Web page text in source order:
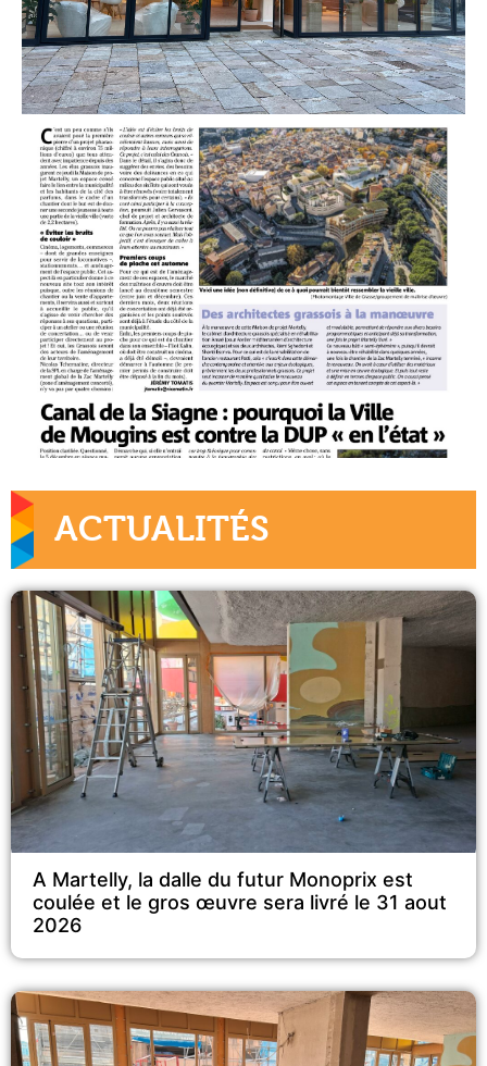
ACTUALITÉS
A Martelly, la dalle du futur Monoprix est
coulée et le gros œuvre sera livré le 31 aout
2026